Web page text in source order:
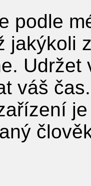
podle
jakýkoli
váš